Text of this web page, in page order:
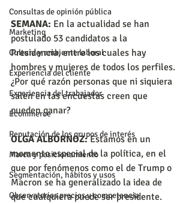
Consultas de opinión pública
Marketing
Cultura y ambiente laboral
Experiencia del cliente
Experiencia del trabajador
Ecommerce
Reputación de los grupos de interés
Marca y posicionamiento
Segmentación, hábitos y usos
Observatorios precios y competencia
SEMANA: En la actualidad se han
postulado 53 candidatos a la
Presidencia, entre los cuales hay
hombres y mujeres de todos los perfiles.
¿Por qué razón personas que ni siquiera
salen en las encuestas creen que
pueden ganar?
OLGA ALBORNOZ: Estamos en un
momento especial de la política, en el
que por fenómenos como el de Trump o
Macron se ha generalizado la idea de
que cualquiera puede ser presidente.